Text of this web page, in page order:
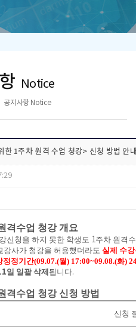
Notice
공지사항 Notice
1주차 원격 수업 청강> 신청 방법 안
격수업 청강 개요
신청을 하지 못한 학생도 1주차 원격
강사가 청강을 허용했더라도 실제 수
정정기간(09.07.(월) 17:00~09.08.(화)
일 일괄 삭제 됩니다.
격수업 청강 신청 방법
신청